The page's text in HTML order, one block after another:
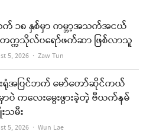
i
l
၁၈ နှစ်မှာ ကမ္ဘာ့အသက်အငယ်
က္ကသိုလ်ပရော်ဖက်ဆာ ဖြစ်လာသူ
5, 2026 Author
Zaw Tun
ရုံအပြင်ဘက် မော်တော်ဆိုင်ကယ်
ာပဲ ကလေးမွေးဖွားခဲ့တဲ့ ဗီယက်နမ်
သမီး
5, 2026 Author
Wun Lae